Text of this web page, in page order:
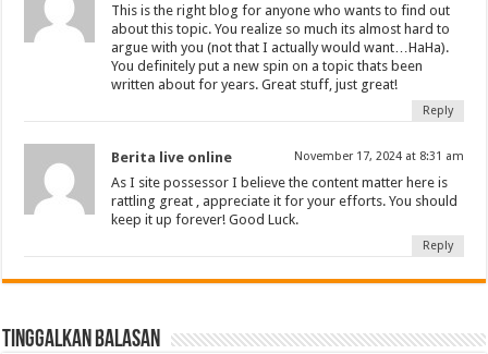
This is the right blog for anyone who wants to find out
about this topic. You realize so much its almost hard to
argue with you (not that I actually would want…HaHa).
You definitely put a new spin on a topic thats been
written about for years. Great stuff, just great!
Reply
Berita live online November 17, 2024 at 8:31 am
As I site possessor I believe the content matter here is
rattling great , appreciate it for your efforts. You should
keep it up forever! Good Luck.
Reply
Tinggalkan Balasan